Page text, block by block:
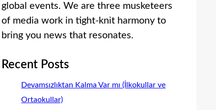
global events. We are three musketeers
of media work in tight-knit harmony to
bring you news that resonates.
Recent Posts
Devamsızlıktan Kalma Var mı (İlkokullar ve
Ortaokullar)